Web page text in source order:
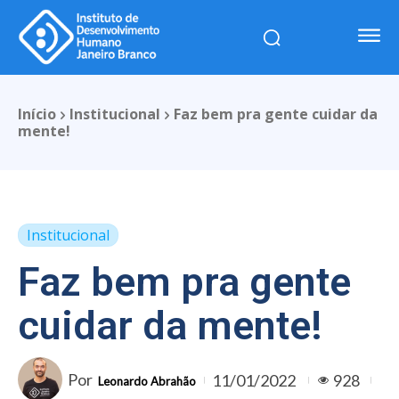
Início Institucional
Faz bem pra gente cuidar da
mente!
Institucional
Faz bem pra gente
cuidar da mente!
Por Leonardo Abrahão 11/01/2022 928